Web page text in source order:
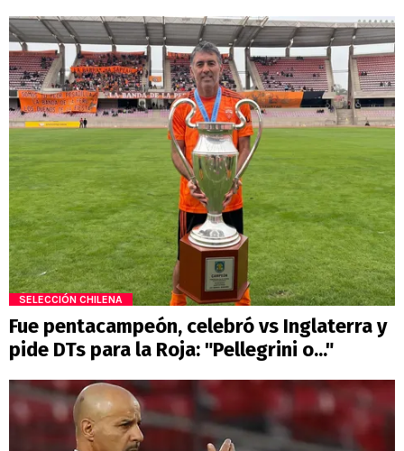
SELECCIÓN CHILENA
Fue pentacampeón, celebró vs Inglaterra y
pide DTs para la Roja: "Pellegrini o..."